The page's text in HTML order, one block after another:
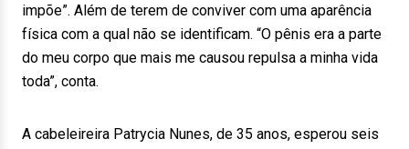
impõe”. Além de terem de conviver com uma aparência
física com a qual não se identificam. “O pênis era a parte
do meu corpo que mais me causou repulsa a minha vida
toda”, conta.
A cabeleireira Patrycia Nunes, de 35 anos, esperou seis